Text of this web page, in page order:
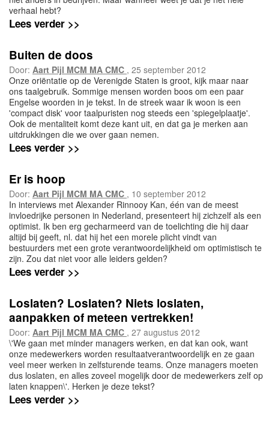
verhaal hebt?
Lees verder >>
Buiten de doos
Door: Aart Pijl MCM MA CMC , 25 september 2012
Onze oriëntatie op de Verenigde Staten is groot, kijk maar naar
ons taalgebruik. Sommige mensen worden boos om een paar
Engelse woorden in je tekst. In de streek waar ik woon is een
'compact disk' voor taalpuristen nog steeds een 'spiegelplaatje'.
Ook de mentaliteit komt deze kant uit, en dat ga je merken aan
uitdrukkingen die we over gaan nemen.
Lees verder >>
Er is hoop
Door: Aart Pijl MCM MA CMC , 10 september 2012
In interviews met Alexander Rinnooy Kan, één van de meest
invloedrijke personen in Nederland, presenteert hij zichzelf als een
optimist. Ik ben erg gecharmeerd van de toelichting die hij daar
altijd bij geeft, nl. dat hij het een morele plicht vindt van
bestuurders met een grote verantwoordelijkheid om optimistisch te
zijn. Zou dat niet voor alle leiders gelden?
Lees verder >>
Loslaten? Loslaten? Niets loslaten,
aanpakken of meteen vertrekken!
Door: Aart Pijl MCM MA CMC , 27 augustus 2012
\'We gaan met minder managers werken, en dat kan ook, want
onze medewerkers worden resultaatverantwoordelijk en ze gaan
veel meer werken in zelfsturende teams. Onze managers moeten
dus loslaten, en alles zoveel mogelijk door de medewerkers zelf op
laten knappen\'. Herken je deze tekst?
Lees verder >>